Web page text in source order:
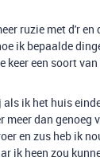
ruzie met d'r
ik bepaalde
keer een soort
als ik het huis
meer dan genoeg
en zus heb ik
ik heen zou